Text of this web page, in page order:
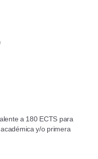
a 180 ECTS para
y/o primera